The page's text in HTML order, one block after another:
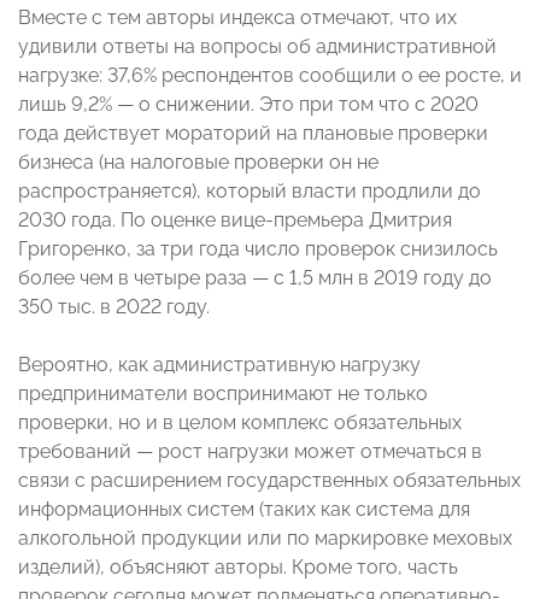
Вместе с тем авторы индекса отмечают, что их
удивили ответы на вопросы об административной
нагрузке: 37,6% респондентов сообщили о ее росте, и
лишь 9,2% — о снижении. Это при том что с 2020
года действует мораторий на плановые проверки
бизнеса (на налоговые проверки он не
распространяется), который власти продлили до
2030 года. По оценке вице-премьера Дмитрия
Григоренко, за три года число проверок снизилось
более чем в четыре раза — с 1,5 млн в 2019 году до
350 тыс. в 2022 году.
Вероятно, как административную нагрузку
предприниматели воспринимают не только
проверки, но и в целом комплекс обязательных
требований — рост нагрузки может отмечаться в
связи с расширением государственных обязательных
информационных систем (таких как система для
алкогольной продукции или по маркировке меховых
изделий), объясняют авторы. Кроме того, часть